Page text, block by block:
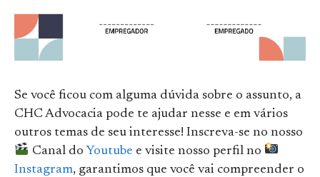
Se você ficou com alguma dúvida sobre o assunto, a
CHC Advocacia pode te ajudar nesse e em vários
outros temas de seu interesse! Inscreva-se no nosso
Canal do Youtube e visite nosso perfil no
Instagram, garantimos que você vai compreender o